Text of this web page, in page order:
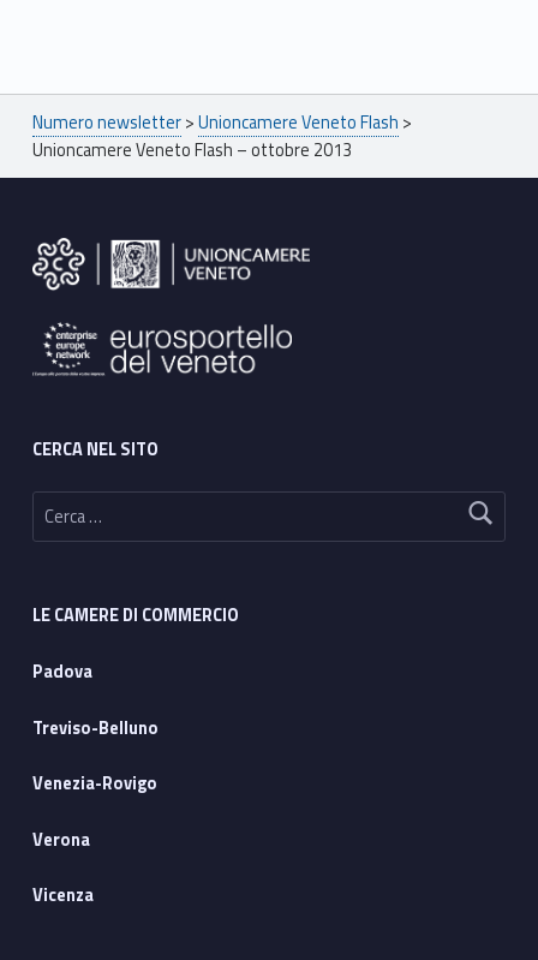
Breadcrumbs navigation
Numero newsletter>Unioncamere Veneto Flash >
Unioncamere Veneto Flash – ottobre 2013
CERCA NEL SITO
Ricerca per:
LE CAMERE DI COMMERCIO
Padova
Treviso-Belluno
Venezia-Rovigo
Verona
Vicenza